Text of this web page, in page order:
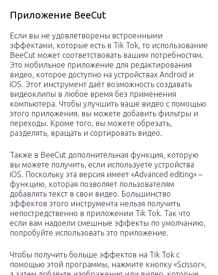
Приложение BeeCut
Если вы не удовлетворены встроенными
эффектами, которые есть в Tik Tok, то использование
BeeCut может соответствовать вашим потребностям.
Это мобильное приложение для редактирования
видео, которое доступно на устройствах Android и
iOS. Этот инструмент даёт возможность создавать
видеоклипы в любое время без применения
компьютера. Чтобы улучшить ваше видео с помощью
этого приложения, вы можете добавить фильтры и
переходы. Кроме того, вы можете обрезать,
разделять, вращать и сортировать видео.
Также в BeeCut дополнительная функция, которую
вы можете получить, если используете устройства
iOS. Поскольку эта версия имеет «Advanced editing» –
функцию, которая позволяет пользователям
добавлять текст в свои видео. Большинство
эффектов этого инструмента нельзя получить
непостредственно в приложении Tik Tok. Так что
если вам надоели смешные эффекты по умолчанию,
попробуйте использовать это приложение.
Чтобы получить больше эффектов на Tik Tok с
помощью этой программы, нажмите кнопку «Scissor»,